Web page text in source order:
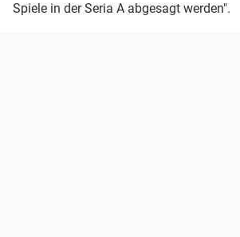
Spiele in der Seria A abgesagt werden".